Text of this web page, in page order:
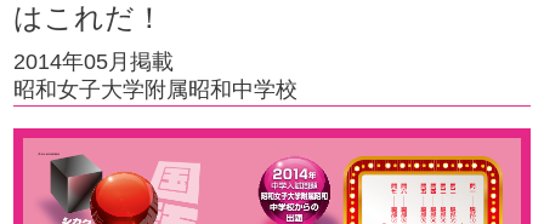
はこれだ！
2014年05月掲載
昭和女子大学附属昭和中学校